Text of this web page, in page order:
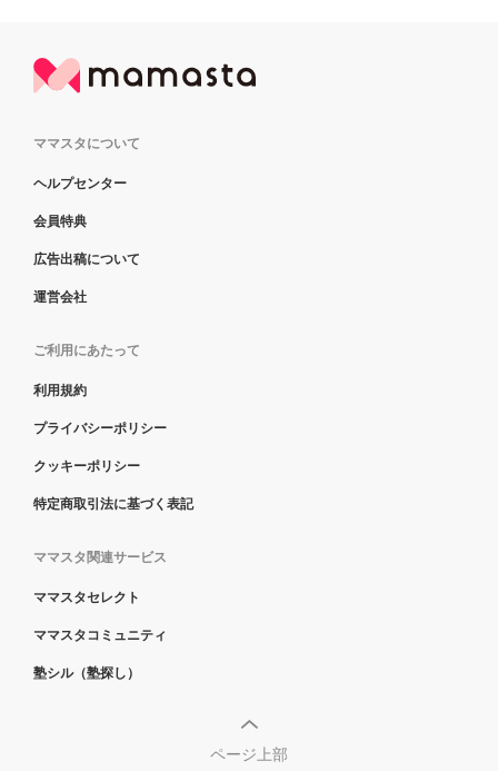
ママスタについて
ヘルプセンター
会員特典
広告出稿について
運営会社
ご利用にあたって
利用規約
プライバシーポリシー
クッキーポリシー
特定商取引法に基づく表記
ママスタ関連サービス
ママスタセレクト
ママスタコミュニティ
塾シル（塾探し）
ページ上部